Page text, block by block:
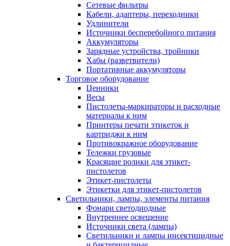
Сетевые фильтры
Кабели, адаптеры, переходники
Удлинители
Источники бесперебойного питания
Аккумуляторы
Зарядные устройства, тройники
Хабы (разветвители)
Портативные аккумуляторы
Торговое оборудование
Ценники
Весы
Пистолеты-маркираторы и расходные
материалы к ним
Принтеры печати этикеток и
картриджи к ним
Противокражное оборудование
Тележки грузовые
Красящие ролики для этикет-
пистолетов
Этикет-пистолеты
Этикетки для этикет-пистолетов
Светильники, лампы, элементы питания
Фонари светодиодные
Внутреннее освещение
Источники света (лампы)
Светильники и лампы инсектицидные